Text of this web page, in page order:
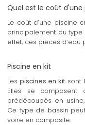
Quel est le coût d'une
Le coût d’une piscine
principalement du type
effet, ces pièces
Piscine en kit
Les piscines en kit sont
Elles se
prédécoupés en
Ce type de bassin
voire en composite.